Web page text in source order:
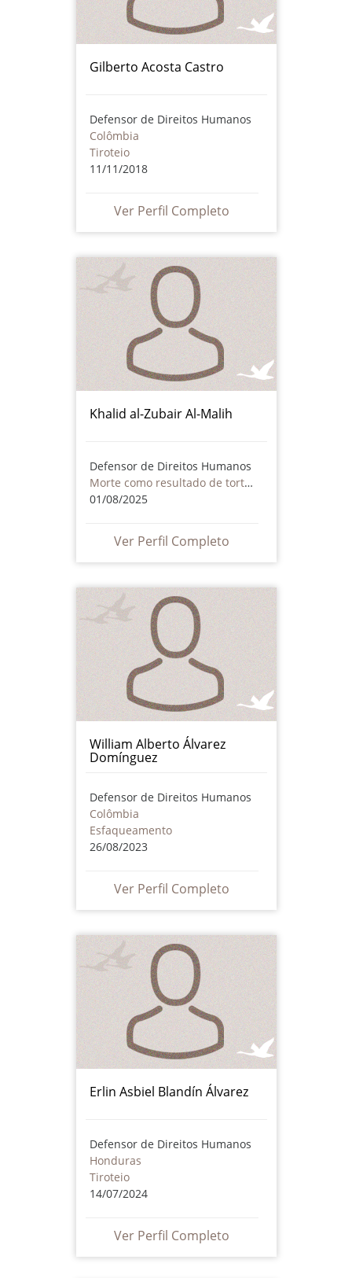
Gilberto Acosta Castro
Defensor de Direitos Humanos
Colômbia
Tiroteio
11/11/2018
Ver Perfil Completo
Khalid al-Zubair Al-Malih
Defensor de Direitos Humanos
Morte como resultado de tortura ou maus tratos - inclusive por atores não estatais
01/08/2025
Ver Perfil Completo
William Alberto Álvarez
Domínguez
Defensor de Direitos Humanos
Colômbia
Esfaqueamento
26/08/2023
Ver Perfil Completo
Erlin Asbiel Blandín Álvarez
Defensor de Direitos Humanos
Honduras
Tiroteio
14/07/2024
Ver Perfil Completo